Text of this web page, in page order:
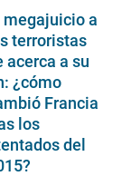
megajuicio a
terroristas
acerca a su
¿cómo
Francia
los
del